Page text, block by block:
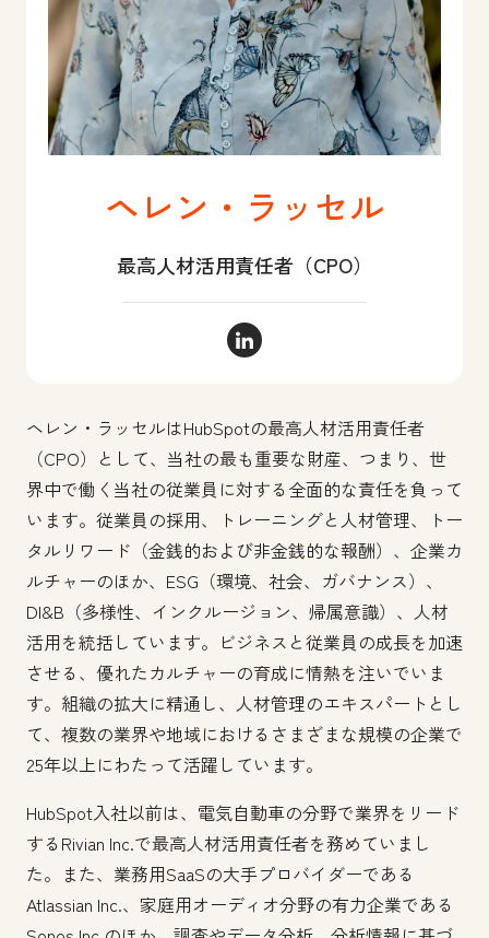
ヘレン・ラッセル
最高人材活用責任者（CPO）
ヘレン・ラッセル LinkedIn
ヘレン・ラッセルはHubSpotの最高人材活用責任者
（CPO）として、当社の最も重要な財産、つまり、世
界中で働く当社の従業員に対する全面的な責任を負って
います。従業員の採用、トレーニングと人材管理、トー
タルリワード（金銭的および非金銭的な報酬）、企業カ
ルチャーのほか、ESG（環境、社会、ガバナンス）、
DI&B（多様性、インクルージョン、帰属意識）、人材
活用を統括しています。ビジネスと従業員の成長を加速
させる、優れたカルチャーの育成に情熱を注いでいま
す。組織の拡大に精通し、人材管理のエキスパートとし
て、複数の業界や地域におけるさまざまな規模の企業で
25年以上にわたって活躍しています。
HubSpot入社以前は、電気自動車の分野で業界をリード
するRivian Inc.で最高人材活用責任者を務めていまし
た。また、業務用SaaSの大手プロバイダーである
Atlassian Inc.、家庭用オーディオ分野の有力企業である